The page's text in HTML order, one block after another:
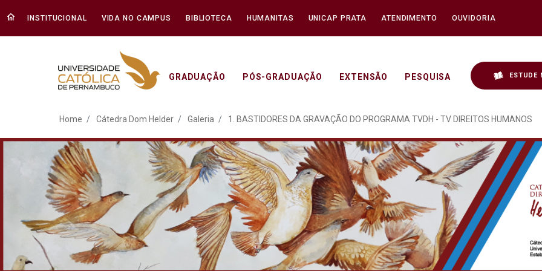
INSTITUCIONAL VIDA NO CAMPUS BIBLIOTECA HUMANITAS UNICAP PRATA ATENDIMENTO OUVIDORIA
GRADUAÇÃO PÓS-GRADUAÇÃO EXTENSÃO PESQUISA ESTUDE
ATO EM DEFESA DA DEMOCRACIA
Home Cátedra Dom Helder Galeria 1. BASTIDORES DA GRAVAÇÃO DO PROGRAMA TVDH - TV DIREITOS HUMANOS